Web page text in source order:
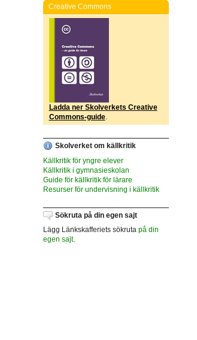
Creative Commons
Ladda ner Skolverkets Creative
Commons-guide.
Skolverket om källkritik
Källkritik för yngre elever
Källkritik i gymnasieskolan
Guide för källkritik för lärare
Resurser för undervisning i källkritik
Sökruta på din egen sajt
Lägg Länkskafferiets sökruta på din
egen sajt.